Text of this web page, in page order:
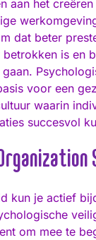
aan het
dat beter
is en
voor een
waarin
succesvol
kun je actief
om mee te